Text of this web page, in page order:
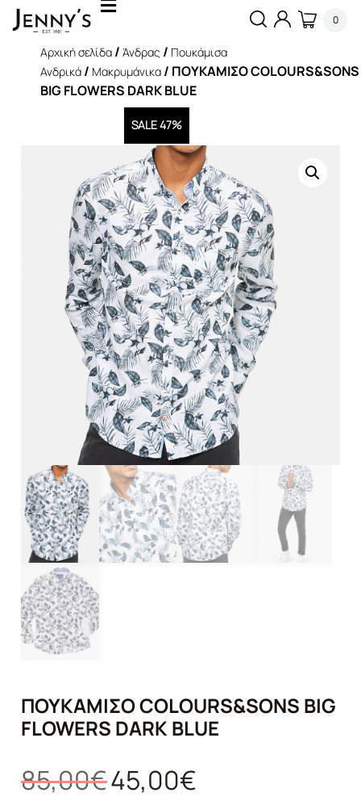
0
Αρχική σελίδα / Άνδρας / Πουκάμισα
Ανδρικά / Μακρυμάνικα / ΠΟΥΚΑΜΙΣΟ COLOURS&SONS
BIG FLOWERS DARK BLUE
SALE 47%
ΠΟΥΚΑΜΙΣΟ COLOURS&SONS BIG
FLOWERS DARK BLUE
85,00€ Original
price
45,00€